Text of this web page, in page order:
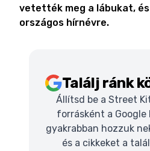
vetették meg a lábukat,
országos hírnévre.
Találj ránk
Állítsd be a Street
forrásként a Google
gyakrabban hozzuk
és a cikkeket a